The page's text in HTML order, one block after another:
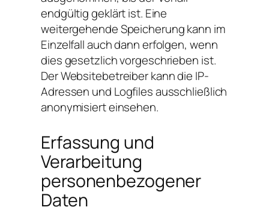
endgültig geklärt ist. Eine
weitergehende Speicherung kann im
Einzelfall auch dann erfolgen, wenn
dies gesetzlich vorgeschrieben ist.
Der Websitebetreiber kann die IP-
Adressen und Logfiles ausschließlich
anonymisiert einsehen.
Erfassung und
Verarbeitung
personenbezogener
Daten